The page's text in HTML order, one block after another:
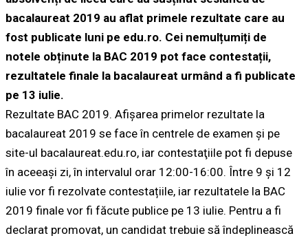
bacalaureat 2019 au aflat primele rezultate care au
fost publicate luni pe edu.ro. Cei nemulțumiți de
notele obținute la BAC 2019 pot face contestații,
rezultatele finale la bacalaureat urmând a fi publicate
pe 13 iulie.
​​Rezultate BAC 2019. Afişarea primelor rezultate la
bacalaureat 2019 se face în centrele de examen și pe
site-ul bacalaureat.edu.ro, iar contestaţiile pot fi depuse
în aceeaşi zi, în intervalul orar 12:00-16:00. Între 9 și 12
iulie vor fi rezolvate contestațiile, iar rezultatele la BAC
2019 finale vor fi făcute publice pe 13 iulie. Pentru a fi
declarat promovat, un candidat trebuie să îndeplinească